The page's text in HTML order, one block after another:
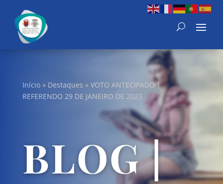
Início» Destaques » VOTO ANTECIPADO |
REFERENDO 29 DE JANEIRO DE 2023
BLOG |